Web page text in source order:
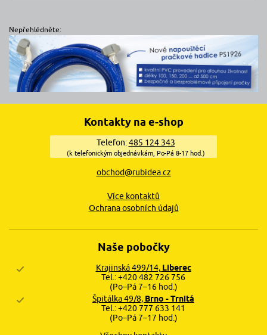
Nepřehlédněte:
Kontakty na e-shop
Telefon:485 124 343
(k telefonickým objednávkám, Po-Pá 8-17 hod.)
obchod@rubidea.cz
Více kontaktů
Ochrana osobních údajů
Naše pobočky
Krajinská 499/14, Liberec
Tel.: +420 482 726 756
(Po–Pá 7–16 hod.)
Špitálka 49/8, Brno - Trnitá
Tel.: +420 777 633 141
(Po–Pá 7–17 hod.)